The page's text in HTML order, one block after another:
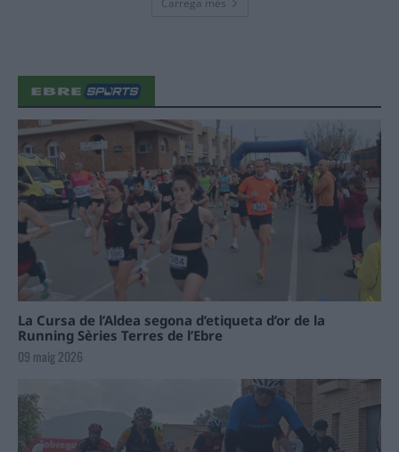
Carrega més
La Cursa de l’Aldea segona d’etiqueta d’or de la
Running Sèries Terres de l’Ebre
09 maig 2026